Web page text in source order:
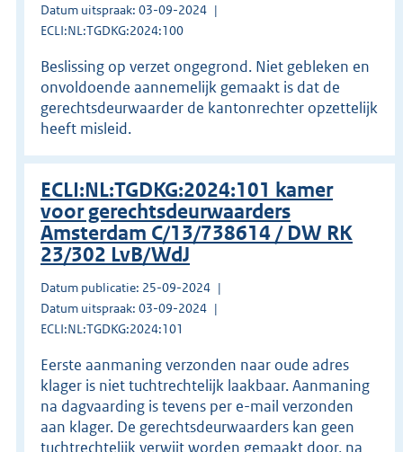
Datum uitspraak: 03-09-2024
ECLI:NL:TGDKG:2024:100
Beslissing op verzet ongegrond. Niet gebleken en
onvoldoende aannemelijk gemaakt is dat de
gerechtsdeurwaarder de kantonrechter opzettelijk
heeft misleid.
ECLI:NL:TGDKG:2024:101 kamer
voor gerechtsdeurwaarders
Amsterdam C/13/738614 / DW RK
23/302 LvB/WdJ
Datum publicatie: 25-09-2024
Datum uitspraak: 03-09-2024
ECLI:NL:TGDKG:2024:101
Eerste aanmaning verzonden naar oude adres
klager is niet tuchtrechtelijk laakbaar. Aanmaning
na dagvaarding is tevens per e-mail verzonden
aan klager. De gerechtsdeurwaarders kan geen
tuchtrechtelijk verwijt worden gemaakt door, na